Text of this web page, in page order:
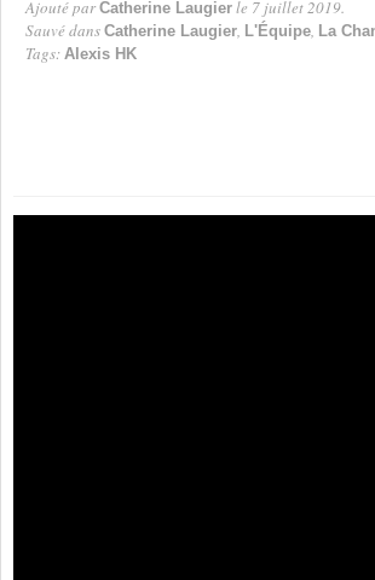
Ajouté par Catherine Laugier le 7 juillet 2019.
Sauvé dans Catherine Laugier, L'Équipe, La
Tags: Alexis HK